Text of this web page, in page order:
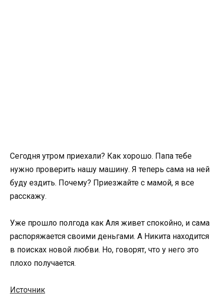
Сегодня утром приехали? Как хорошо. Папа тебе
нужно проверить нашу машину. Я теперь сама на ней
буду ездить. Почему? Приезжайте с мамой, я все
расскажу.
Уже прошло полгода как Аля живет спокойно, и сама
распоряжается своими деньгами. А Никита находится
в поисках новой любви. Но, говорят, что у него это
плохо получается.
Источник